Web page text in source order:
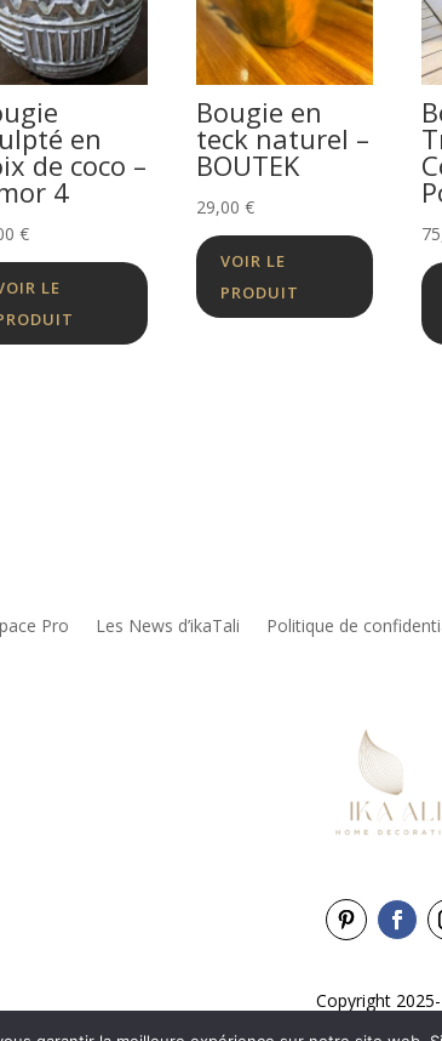
en
de coco –
4
€
LE
Bougie en
teck naturel –
BOUTEK
29,00€
VOIR LE
PRODUIT
Pro Les News d’ikaTali Politique de
Copyright